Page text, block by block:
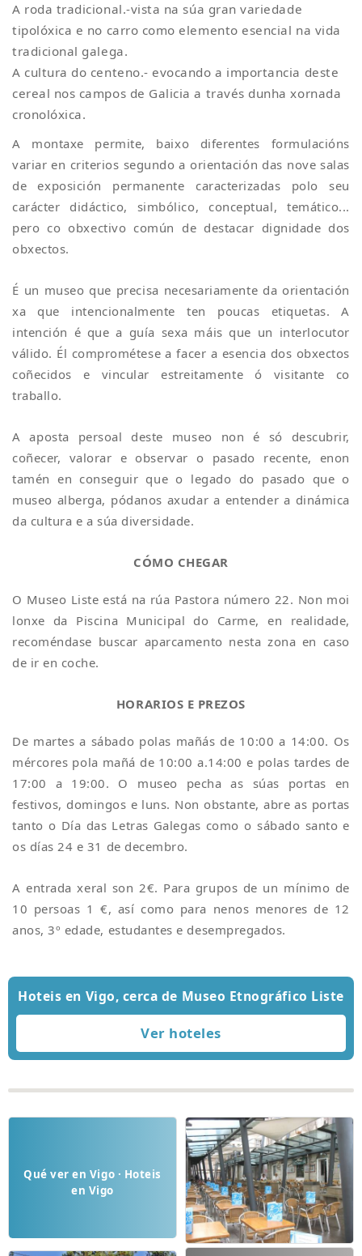
A roda tradicional.-vista na súa gran variedade
tipolóxica e no carro como elemento esencial na vida
tradicional galega.
A cultura do centeno.- evocando a importancia deste
cereal nos campos de Galicia a través dunha xornada
cronolóxica.
A montaxe permite, baixo diferentes formulacións
variar en criterios segundo a orientación das nove salas
de exposición permanente caracterizadas polo seu
carácter didáctico, simbólico, conceptual, temático...
pero co obxectivo común de destacar dignidade dos
obxectos.
É un museo que precisa necesariamente da orientación
xa que intencionalmente ten poucas etiquetas. A
intención é que a guía sexa máis que un interlocutor
válido. Él comprométese a facer a esencia dos obxectos
coñecidos e vincular estreitamente ó visitante co
traballo.
A aposta persoal deste museo non é só descubrir,
coñecer, valorar e observar o pasado recente, enon
tamén en conseguir que o legado do pasado que o
museo alberga, pódanos axudar a entender a dinámica
da cultura e a súa diversidade.
CÓMO CHEGAR
O Museo Liste está na rúa Pastora número 22. Non moi
lonxe da Piscina Municipal do Carme, en realidade,
recoméndase buscar aparcamento nesta zona en caso
de ir en coche.
HORARIOS E PREZOS
De martes a sábado polas mañás de 10:00 a 14:00. Os
mércores pola mañá de 10:00 a.14:00 e polas tardes de
17:00 a 19:00. O museo pecha as súas portas en
festivos, domingos e luns. Non obstante, abre as portas
tanto o Día das Letras Galegas como o sábado santo e
os días 24 e 31 de decembro.
A entrada xeral son 2€. Para grupos de un mínimo de
10 persoas 1 €, así como para nenos menores de 12
anos, 3º edade, estudantes e desempregados.
Hoteis en Vigo, cerca de Museo Etnográfico Liste
Qué ver en Vigo · Hoteis
en Vigo